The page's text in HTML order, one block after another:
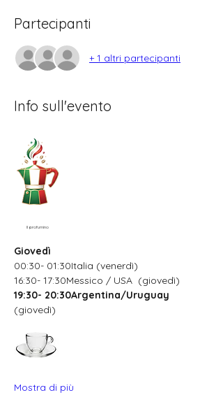
Partecipanti
+ 1 altri partecipanti
Info sull'evento
Il profumino
Giovedì
00:30- 01:30Italia (venerdì)
16:30- 17:30Messico / USA  (giovedì)
19:30- 20:30Argentina/Uruguay
(giovedì)
Mostra di più